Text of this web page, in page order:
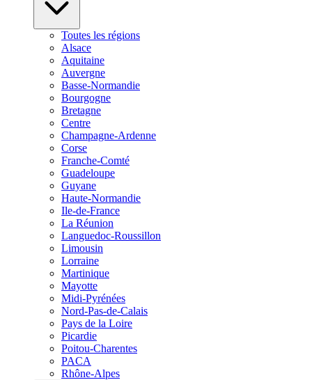
Toutes les régions
Alsace
Aquitaine
Auvergne
Basse-Normandie
Bourgogne
Bretagne
Centre
Champagne-Ardenne
Corse
Franche-Comté
Guadeloupe
Guyane
Haute-Normandie
Ile-de-France
La Réunion
Languedoc-Roussillon
Limousin
Lorraine
Martinique
Mayotte
Midi-Pyrénées
Nord-Pas-de-Calais
Pays de la Loire
Picardie
Poitou-Charentes
PACA
Rhône-Alpes